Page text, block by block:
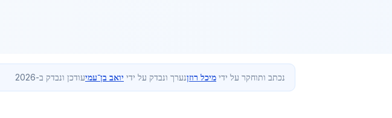
נכתב ותוחקר על ידי מיכל רוזןנערך ונבדק על ידי יואב בן־עמיעודכן ונבדק ב-2026